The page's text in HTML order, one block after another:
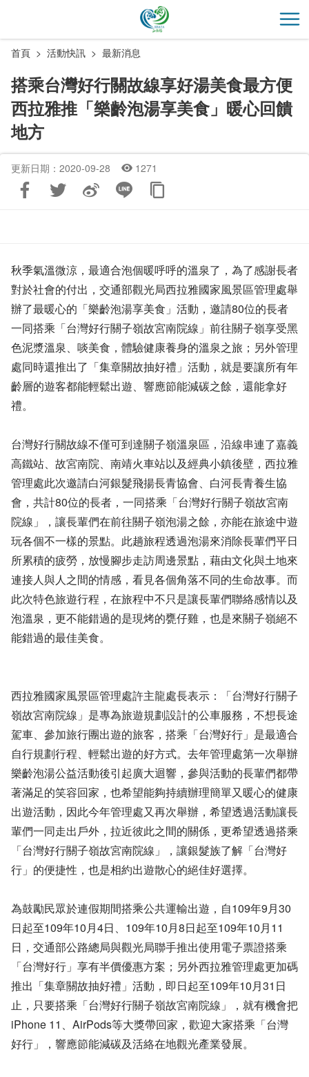
主
開
首頁 活動快訊 最新消息
搭乘台灣好行關故線享好湯美食最方便
西拉雅推「樂齡泡湯享美食」暖心回饋
地方
更新日期：2020-09-28 1271
秋季氣溫微涼，最適合泡個暖呼呼的溫泉了，為了感謝長者
對於社會的付出，交通部觀光局西拉雅國家風景區管理處舉
辦了最暖心的「樂齡泡湯享美食」活動，邀請80位的長者
一同搭乘「台灣好行關子嶺故宮南院線」前往關子嶺享受黑
色泥漿溫泉、啖美食，體驗健康養身的溫泉之旅；另外管理
處同時還推出了「集章關故抽好禮」活動，就是要讓所有年
齡層的遊客都能輕鬆出遊、響應節能減碳之餘，還能拿好
禮。
台灣好行關故線不僅可到達關子嶺溫泉區，沿線串連了嘉義
高鐵站、故宮南院、南靖火車站以及經典小鎮後壁，西拉雅
管理處此次邀請白河銀髮飛揚長青協會、白河長青養生協
會，共計80位的長者，一同搭乘「台灣好行關子嶺故宮南
院線」，讓長輩們在前往關子嶺泡湯之餘，亦能在旅途中遊
玩各個不一樣的景點。此趟旅程透過泡湯來消除長輩們平日
所累積的疲勞，放慢腳步走訪周邊景點，藉由文化與土地來
連接人與人之間的情感，看見各個角落不同的生命故事。而
此次特色旅遊行程，在旅程中不只是讓長輩們聯絡感情以及
泡溫泉，更不能錯過的是現烤的甕仔雞，也是來關子嶺絕不
能錯過的最佳美食。
西拉雅國家風景區管理處許主龍處長表示：「台灣好行關子
嶺故宮南院線」是專為旅遊規劃設計的公車服務，不想長途
駕車、參加旅行團出遊的旅客，搭乘「台灣好行」是最適合
自行規劃行程、輕鬆出遊的好方式。去年管理處第一次舉辦
樂齡泡湯公益活動後引起廣大迴響，參與活動的長輩們都帶
著滿足的笑容回家，也希望能夠持續辦理簡單又暖心的健康
出遊活動，因此今年管理處又再次舉辦，希望透過活動讓長
輩們一同走出戶外，拉近彼此之間的關係，更希望透過搭乘
「台灣好行關子嶺故宮南院線」，讓銀髮族了解「台灣好
行」的便捷性，也是相約出遊散心的絕佳好選擇。
為鼓勵民眾於連假期間搭乘公共運輸出遊，自109年9月30
日起至109年10月4日、109年10月8日起至109年10月11
日，交通部公路總局與觀光局聯手推出使用電子票證搭乘
「台灣好行」享有半價優惠方案；另外西拉雅管理處更加碼
推出「集章關故抽好禮」活動，即日起至109年10月31日
止，只要搭乘「台灣好行關子嶺故宮南院線」，就有機會把
iPhone 11、AirPods等大獎帶回家，歡迎大家搭乘「台灣
好行」，響應節能減碳及活絡在地觀光產業發展。